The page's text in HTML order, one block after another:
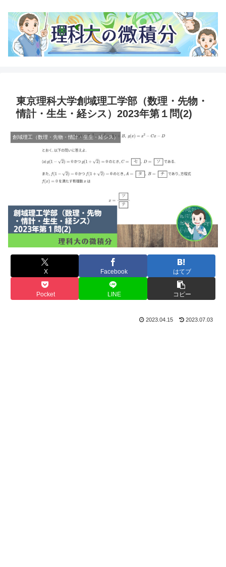
東京理科大学創域理工学部（数理・先物・
情計・生生・経シス）2023年第１問(2)
創域理工（数理・先物・情計・生生・経シス）
X Facebook はてブ
Pocket LINE コピー
2023.04.15 2023.07.03